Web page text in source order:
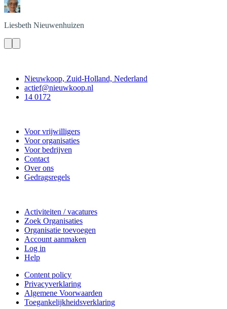
Liesbeth Nieuwenhuizen
Nieuwkoop, Zuid-Holland, Nederland
actief@nieuwkoop.nl
14 0172
Voor vrijwilligers
Voor organisaties
Voor bedrijven
Contact
Over ons
Gedragsregels
Activiteiten / vacatures
Zoek Organisaties
Organisatie toevoegen
Account aanmaken
Log in
Help
Content policy
Privacyverklaring
Algemene Voorwaarden
Toegankelijkheidsverklaring